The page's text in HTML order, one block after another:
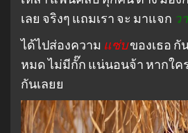
เลย จริงๆ แถมเรา จะ มาแจก ว
ได้ไปส่องความ แซ่บของเธอ กั
หมด ไม่มีกั๊ก แน่นอนจ้า หากใค
กันเลยย